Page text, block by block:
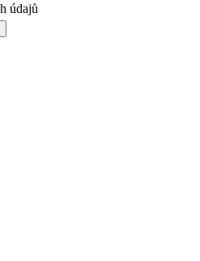
údajů